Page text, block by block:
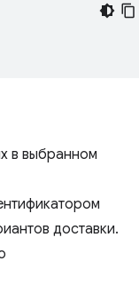
в выбранном
доставки.